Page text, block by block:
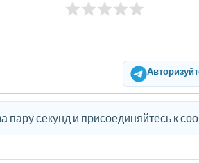
пару секунд и присоединяйтесь к